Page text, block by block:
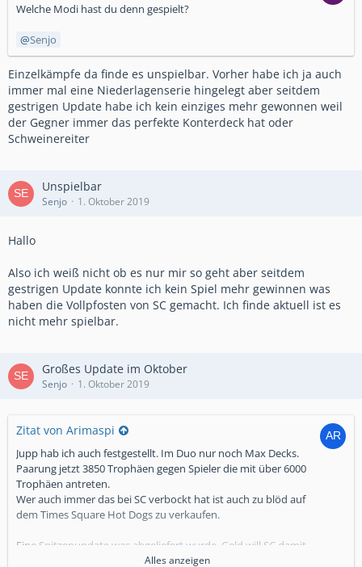
Welche Modi hast du denn gespielt?
Senjo
Einzelkämpfe da finde es unspielbar. Vorher habe ich ja auch
immer mal eine Niederlagenserie hingelegt aber seitdem
gestrigen Update habe ich kein einziges mehr gewonnen weil
der Gegner immer das perfekte Konterdeck hat oder
Schweinereiter
Unspielbar
Senjo 1. Oktober 2019
Hallo
Also ich weiß nicht ob es nur mir so geht aber seitdem
gestrigen Update konnte ich kein Spiel mehr gewinnen was
haben die Vollpfosten von SC gemacht. Ich finde aktuell ist es
nicht mehr spielbar.
Großes Update im Oktober
Senjo 1. Oktober 2019
Zitat von Arimaspi
Jupp hab ich auch festgestellt. Im Duo nur noch Max Decks.
Paarung jetzt 3850 Trophäen gegen Spieler die mit über 6000
Trophäen antreten.
Wer auch immer das bei SC verbockt hat ist auch zu blöd auf
dem Times Square Hot Dogs zu verkaufen.
Eine Spitzenupdate was abgeliefert wurde. Geld will SC damit
verdienen? Ernsthaft? Von mir kein € mehr.
Alles anzeigen